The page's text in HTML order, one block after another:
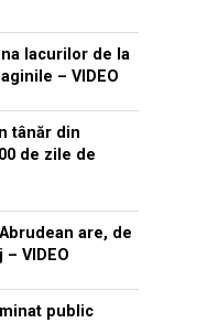
lacurilor de la
– VIDEO
tânăr din
de zile de
are, de
VIDEO
public